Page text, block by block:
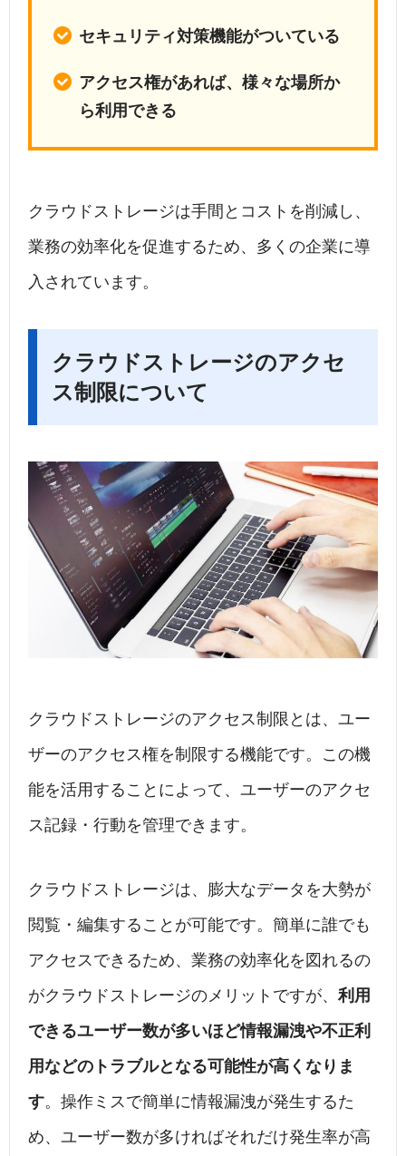
セキュリティ対策機能がついている
アクセス権があれば、様々な場所か
ら利用できる
クラウドストレージは手間とコストを削減し、
業務の効率化を促進するため、多くの企業に導
入されています。
クラウドストレージのアクセ
ス制限について
クラウドストレージのアクセス制限とは、ユー
ザーのアクセス権を制限する機能です。この機
能を活用することによって、ユーザーのアクセ
ス記録・行動を管理できます。
クラウドストレージは、膨大なデータを大勢が
閲覧・編集することが可能です。簡単に誰でも
アクセスできるため、業務の効率化を図れるの
がクラウドストレージのメリットですが、 利用
できるユーザー数が多いほど情報漏洩や不正利
用などのトラブルとなる可能性が高くなりま
す。操作ミスで簡単に情報漏洩が発生するた
め、ユーザー数が多ければそれだけ発生率が高